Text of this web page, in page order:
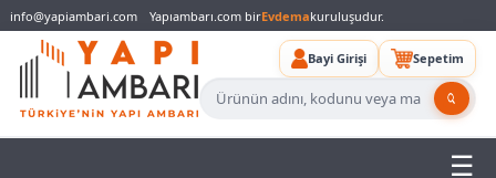
info@yapiambari.com Yapıambarı.com birEvdemakuruluşudur.
Bayi Girişi Sepetim